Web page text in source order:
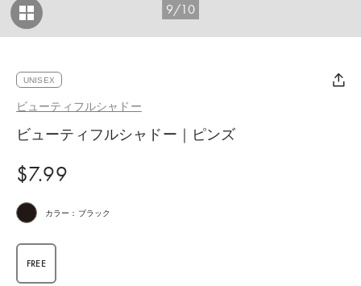
9/10
UNISEX
ビューティフルシャドー
ビューティフルシャドー｜ピンズ
$‌7.99
カラー：ブラック
FREE